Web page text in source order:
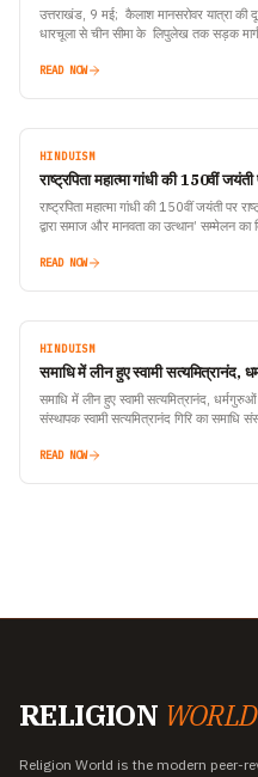
उत्तराखंड, 9 मई; कैलाश मानसरोवर यात्रा की
धारचूला से चीन सीमा के लिपुलेख तक सड़क
READ NOW
HINDUISM
राष्ट्रपिता महात्मा गांधी की 150वीं
राष्ट्रपिता महात्मा गांधी की 150वीं जयंती पर
द्वारा समाज और मानवता का उत्थान’ सम्मेलन
READ NOW
HINDUISM
समाधि में लीन हुए स्वामी
समाधि में लीन हुए स्वामी सत्यमित्रानंद,
संस्थापक स्वामी सत्यमित्रानंद गिरि का समाधि
READ NOW
RELIGION WORLD
Religion World is the modern peer-